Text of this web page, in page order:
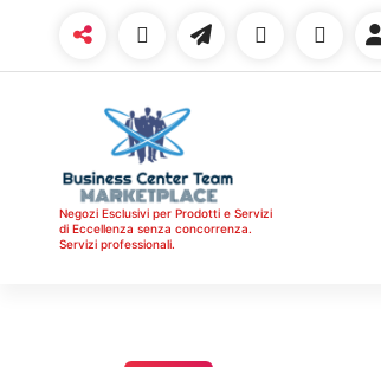
Negozi Esclusivi per Prodotti e Servizi
di Eccellenza senza concorrenza.
Servizi professionali.